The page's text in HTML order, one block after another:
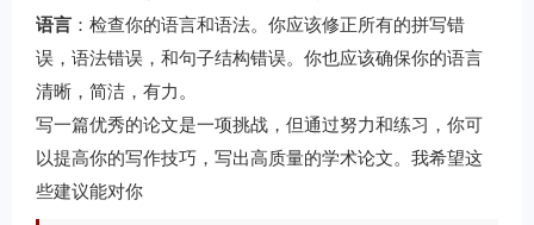
语言 ：检查你的语言和语法。你应该修正所有的拼写错
误，语法错误，和句子结构错误。你也应该确保你的语言
清晰，简洁，有力。
写一篇优秀的论文是一项挑战，但通过努力和练习，你可
以提高你的写作技巧，写出高质量的学术论文。我希望这
些建议能对你